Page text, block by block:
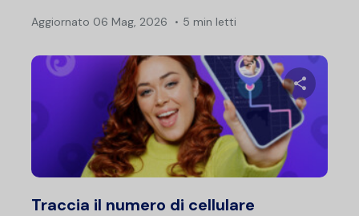
Aggiornato 06 Mag, 2026 5 min letti
Condividi
Traccia il numero di cellulare